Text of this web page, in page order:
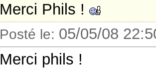
Merci Phils !
Posté le: 05/05/08
Merci phils !